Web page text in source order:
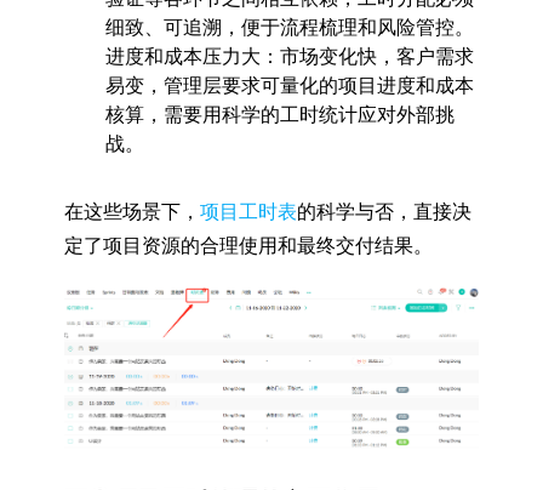
细致、可追溯，便于流程梳理和风险管控。
进度和成本压力大：市场变化快，客户需求
易变，管理层要求可量化的项目进度和成本
核算，需要用科学的工时统计应对外部挑
战。
在这些场景下， 项目工时表的科学与否，直接决
定了项目资源的合理使用和最终交付结果。